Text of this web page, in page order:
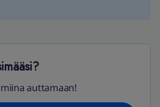
auttamaan!